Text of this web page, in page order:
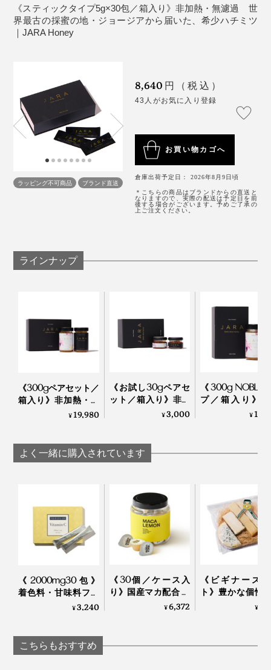
寝る前１包、ハチミツ習慣
ハチミツの酵素や栄養素は40℃以上で失われてしまう
安に、すぐに飲み込まず、ゆっくりと口の中で溶かすよ
うにお召し上がりください。
食べる時間帯はいつでもOKですが、おすすめは夜寝る
前。ハチミツは睡眠中の低血糖を防ぎ、睡眠ホルモン
（メラトニン）の分泌を促す働きがあるといわれていま
また、ハチミツに含まれるビタミン群やオリゴ糖などが
美肌をサポート。抗酸化成分が肌ダメージを抑えるのに
実際に、『JARA Honey』を食べ続けている人にアンケ
にいいから」が多いのだとか。
寝る前に甘いものを食べるのはちょっと抵抗がありまし
たが、試してみると本当にリラックスできる。週に2、3
回あった中途覚醒が1回以下になったのも、目覚めの口
の中がネバついていないのも、『JARA Honey』のおか
《スティックタイプ5g×30包／箱入り》非加熱・無濾過 世
界最古の採蜜の地・ジョージアから届いた、希少ハチミツ
｜JARA Honey
ラッピング不可商品 ブランド直送
8,640 円（税込）
43人がお気に入り登録
お買い物カゴへ
倉庫出荷予定日： 2026年8月9日頃
＊こちらの商品はブランドからの直送と
なりますので、実際の配送は予定日を前
後する場合がございます。予めご了承の
上ご注文ください。
ラインナップ
《300gペアセット／
箱入り》非加熱・無
濾過 世界最古の採
チミツ｜JARA Honey
¥19,980
《お試し30gペアセ
ット／箱入り》非加
熱・無濾過 世界最
希少ハチミツ｜JARA
Honey
¥3,000
《300g NOBLE
プ／箱入り》
熱・無濾過 世
¥
よく一緒に購入されています
《2000mg30包》
着色料・甘味料フリ
ー、高純度VitaminC
¥3,240
《30個／ケース入
り》国産マカ配合 夜
はハイボール、朝は
¥6,372
《ビギナーズ
ト》豊かな個性
べやすさが両立
¥
こちらもおすすめ